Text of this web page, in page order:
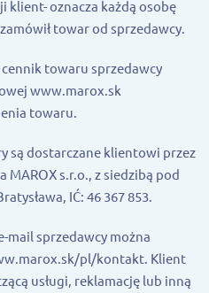
klient- oznacza każdą osobę
towar od sprzedawcy.
cennik towaru sprzedawcy
www.marox.sk
towaru.
są dostarczane klientowi przez
s.r.o., z siedzibą pod
IĆ: 46 367 853.
mail sprzedawcy można
pl/kontakt. Klient
usługi, reklamację lub inną